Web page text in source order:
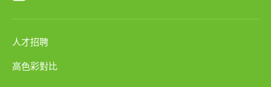
人才招聘
高色彩對比